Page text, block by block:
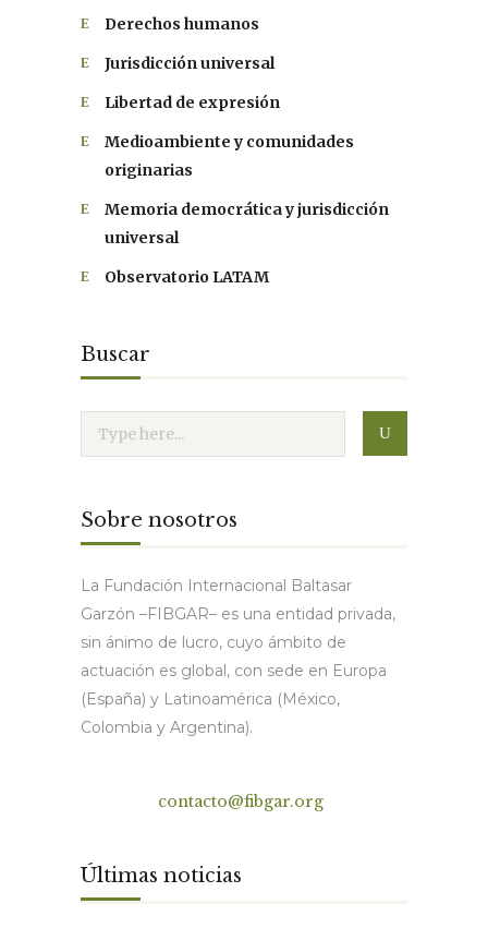
Derechos humanos
Jurisdicción universal
Libertad de expresión
Medioambiente y comunidades
originarias
Memoria democrática y jurisdicción
universal
Observatorio LATAM
Buscar
Sobre nosotros
La Fundación Internacional Baltasar
Garzón –FIBGAR– es una entidad privada,
sin ánimo de lucro, cuyo ámbito de
actuación es global, con sede en Europa
(España) y Latinoamérica (México,
Colombia y Argentina).
contacto@fibgar.org
Últimas noticias